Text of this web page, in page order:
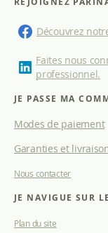
o
r
l
t
t
e
Découvrez
Faites nous
professionnel.
JE PASSE MA
Modes de paiement
Garanties et
Nous contacter
JE NAVIGUE SUR
Plan du site